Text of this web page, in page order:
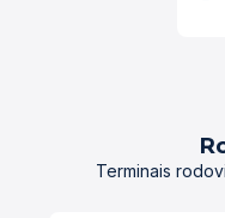
Terminais